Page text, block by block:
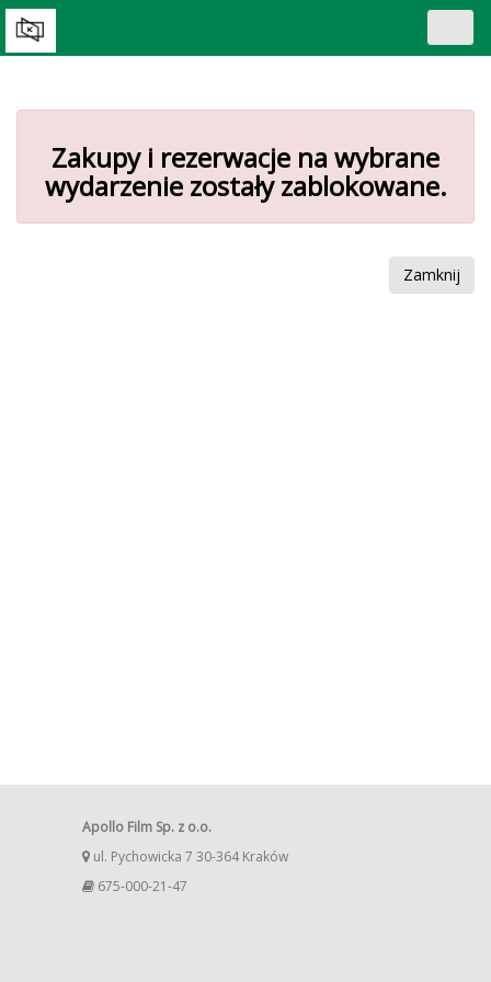
Zakupy i rezerwacje na wybrane
wydarzenie zostały zablokowane.
Zamknij
Apollo Film Sp. z o.o.
ul. Pychowicka 7 30-364 Kraków
675-000-21-47